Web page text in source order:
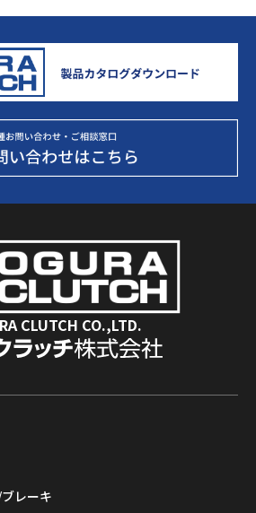
CLUTCH CO.,LTD.
レーキ